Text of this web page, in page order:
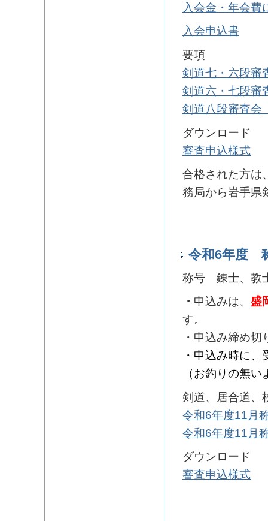
入会金・年会費
入会申込書
要項
剣道七・六段審
剣道六・七段審
剣道八段審査会
ダウンロード
審査申込様式
合格された方は
務局から岩手県
令和6年度
称号 錬士、教
・ 申込みは、 盛
す。
・申込み締め
・申込み時に
（お釣りの無
剣道、居合道、
令和6年度11月
令和6年度11月
ダウンロード
審査申込様式